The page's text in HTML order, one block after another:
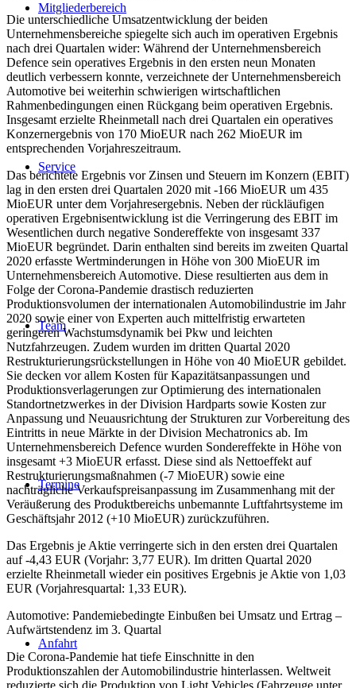
Mitgliederbereich
Service
Team
Termine
Anfahrt
Die unterschiedliche Umsatzentwicklung der beiden
Unternehmensbereiche spiegelte sich auch im operativen Ergebnis
nach drei Quartalen wider: Während der Unternehmensbereich
Defence sein operatives Ergebnis in den ersten neun Monaten
deutlich verbessern konnte, verzeichnete der Unternehmensbereich
Automotive bei weiterhin schwierigen wirtschaftlichen
Rahmenbedingungen einen Rückgang beim operativen Ergebnis.
Insgesamt erzielte Rheinmetall nach drei Quartalen ein operatives
Konzernergebnis von 170 MioEUR nach 262 MioEUR im
entsprechenden Vorjahreszeitraum.
Das berichtete Ergebnis vor Zinsen und Steuern im Konzern (EBIT)
lag in den ersten drei Quartalen 2020 mit -166 MioEUR um 435
MioEUR unter dem Vorjahresergebnis. Neben der rückläufigen
operativen Ergebnisentwicklung ist die Verringerung des EBIT im
Wesentlichen durch negative Sondereffekte von insgesamt 337
MioEUR begründet. Darin enthalten sind bereits im zweiten Quartal
2020 erfasste Wertminderungen in Höhe von 300 MioEUR im
Unternehmensbereich Automotive. Diese resultierten aus dem in
Folge der Corona-Pandemie drastisch reduzierten
Produktionsvolumen der internationalen Automobilindustrie im Jahr
2020 sowie einer von Experten auch mittelfristig erwarteten
geringeren Wachstumsdynamik bei Pkw und leichten
Nutzfahrzeugen. Zudem wurden im dritten Quartal 2020
Restrukturierungsrückstellungen in Höhe von 40 MioEUR gebildet.
Sie decken vor allem Kosten für Kapazitätsanpassungen und
Produktionsverlagerungen zur Optimierung des internationalen
Standortnetzwerkes in der Division Hardparts sowie Kosten zur
Anpassung und Neuausrichtung der Strukturen zur Vorbereitung des
Eintritts in neue Märkte in der Division Mechatronics ab. Im
Unternehmensbereich Defence wurden Sondereffekte in Höhe von
insgesamt +3 MioEUR erfasst. Diese sind als Nettoeffekt auf
Restrukturierungsmaßnahmen (-7 MioEUR) sowie eine
nachträgliche Verkaufspreisanpassung im Zusammenhang mit der
Veräußerung des Produktbereichs unbemannte Luftfahrtsysteme im
Geschäftsjahr 2012 (+10 MioEUR) zurückzuführen.
Das Ergebnis je Aktie verringerte sich in den ersten drei Quartalen
auf -4,43 EUR (Vorjahr: 3,77 EUR). Im dritten Quartal 2020
erzielte Rheinmetall wieder ein positives Ergebnis je Aktie von 1,03
EUR (Vorjahresquartal: 1,33 EUR).
Automotive: Pandemiebedingte Einbußen bei Umsatz und Ertrag –
Aufwärtstendenz im 3. Quartal
Die Corona-Pandemie hat tiefe Einschnitte in den
Produktionszahlen der Automobilindustrie hinterlassen. Weltweit
reduzierte sich die Produktion von Light Vehicles (Fahrzeuge unter